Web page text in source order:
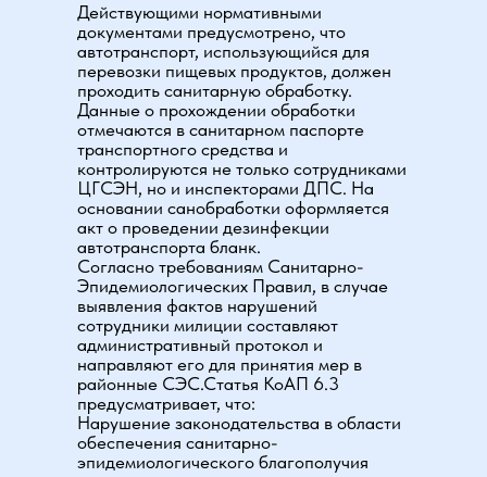
Действующими нормативными
документами предусмотрено, что
автотранспорт, использующийся для
перевозки пищевых продуктов, должен
проходить санитарную обработку.
Данные о прохождении обработки
отмечаются в санитарном паспорте
транспортного средства и
контролируются не только сотрудниками
ЦГСЭН, но и инспекторами ДПС. На
основании санобработки оформляется
акт о проведении дезинфекции
автотранспорта бланк.
Согласно требованиям Санитарно-
Эпидемиологических Правил, в случае
выявления фактов нарушений
сотрудники милиции составляют
административный протокол и
направляют его для принятия мер в
районные СЭС.Статья КоАП 6.3
предусматривает, что:
Нарушение законодательства в области
обеспечения санитарно-
эпидемиологического благополучия